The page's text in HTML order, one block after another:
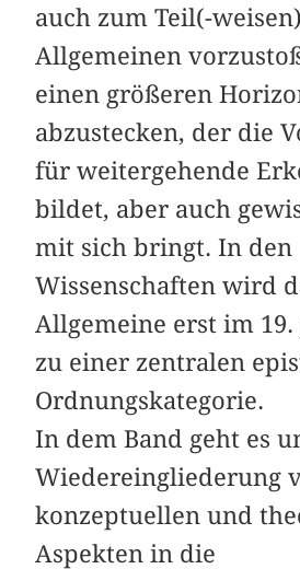
auch zum Teil(-
Allgemeinen
einen größeren
abzustecken, der die
für weitergehende
bildet, aber auch
mit sich bringt. In den
Wissenschaften wird
Allgemeine erst im
zu einer zentralen
Ordnungskategorie.
In dem Band geht es
Wiedereingliederung
konzeptuellen und
Aspekten in die